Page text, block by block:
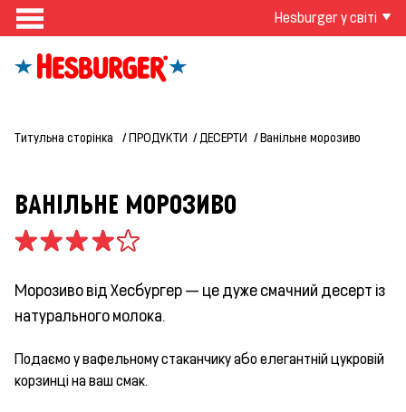
Hesburger у світі
Титульна сторінка ПРОДУКТИ ДЕСЕРТИ Ванільне морозиво
ВАНІЛЬНЕ МОРОЗИВО
Морозиво від Хесбургер — це дуже смачний десерт із
натурального молока.
Подаємо у вафельному стаканчику або елегантній цукровій
корзинці на ваш смак.